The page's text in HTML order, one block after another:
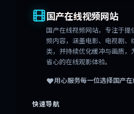
国产在线视频网站
国产在线视频网站，专注于提
频内容，涵盖电影、电视剧、
类，并持续优化缓冲与画质，
省心的在线观影体验。
❤️用心服务每一位选择国产
快速导航